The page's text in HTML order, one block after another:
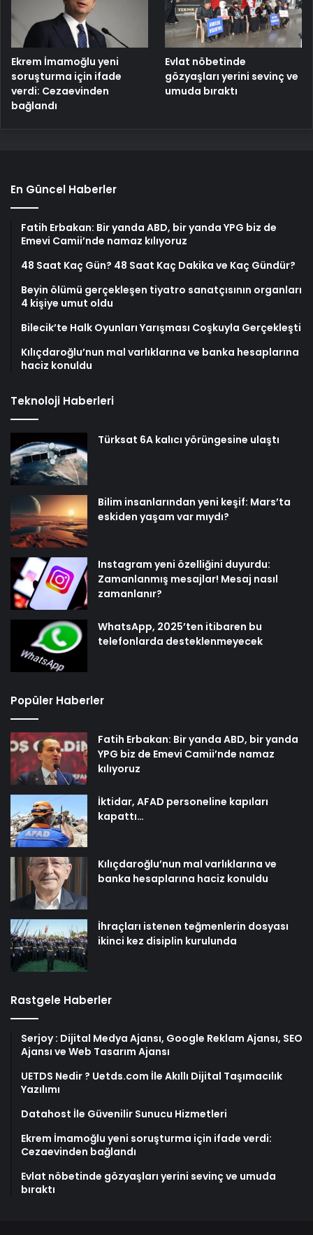
Ekrem İmamoğlu yeni
soruşturma için ifade
verdi: Cezaevinden
bağlandı
Evlat nöbetinde
gözyaşları yerini sevinç ve
umuda bıraktı
En Güncel Haberler
Fatih Erbakan: Bir yanda ABD, bir yanda YPG biz de
Emevi Camii’nde namaz kılıyoruz
48 Saat Kaç Gün? 48 Saat Kaç Dakika ve Kaç Gündür?
Beyin ölümü gerçekleşen tiyatro sanatçısının organları
4 kişiye umut oldu
Bilecik’te Halk Oyunları Yarışması Coşkuyla Gerçekleşti
Kılıçdaroğlu’nun mal varlıklarına ve banka hesaplarına
haciz konuldu
Teknoloji Haberleri
Türksat 6A kalıcı yörüngesine ulaştı
Bilim insanlarından yeni keşif: Mars’ta
eskiden yaşam var mıydı?
Instagram yeni özelliğini duyurdu:
Zamanlanmış mesajlar! Mesaj nasıl
zamanlanır?
WhatsApp, 2025’ten itibaren bu
telefonlarda desteklenmeyecek
Popüler Haberler
Fatih Erbakan: Bir yanda ABD, bir yanda
YPG biz de Emevi Camii’nde namaz
kılıyoruz
İktidar, AFAD personeline kapıları
kapattı…
Kılıçdaroğlu’nun mal varlıklarına ve
banka hesaplarına haciz konuldu
İhraçları istenen teğmenlerin dosyası
ikinci kez disiplin kurulunda
Rastgele Haberler
Serjoy : Dijital Medya Ajansı, Google Reklam Ajansı, SEO
Ajansı ve Web Tasarım Ajansı
UETDS Nedir ? Uetds.com İle Akıllı Dijital Taşımacılık
Yazılımı
Datahost İle Güvenilir Sunucu Hizmetleri
Ekrem İmamoğlu yeni soruşturma için ifade verdi:
Cezaevinden bağlandı
Evlat nöbetinde gözyaşları yerini sevinç ve umuda
bıraktı